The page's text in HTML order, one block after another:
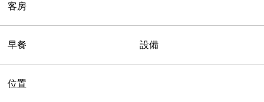
客房
早餐 設備
位置